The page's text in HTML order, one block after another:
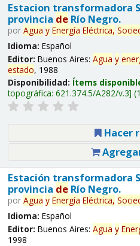
Estacion transformadora
provincia deRío Negro.
por Agua y Energía Eléctrica,
Idioma: Español
Editor: Buenos Aires: Agua y
estado, 1988
Disponibilidad: Ítems
topográfica: 621.374.5/A282/v.3
Hacer
Estación transformadora
provincia deRío Negro.
por Agua y Energía Eléctrica,
Idioma: Español
Editor: Buenos Aires: Agua y
1998